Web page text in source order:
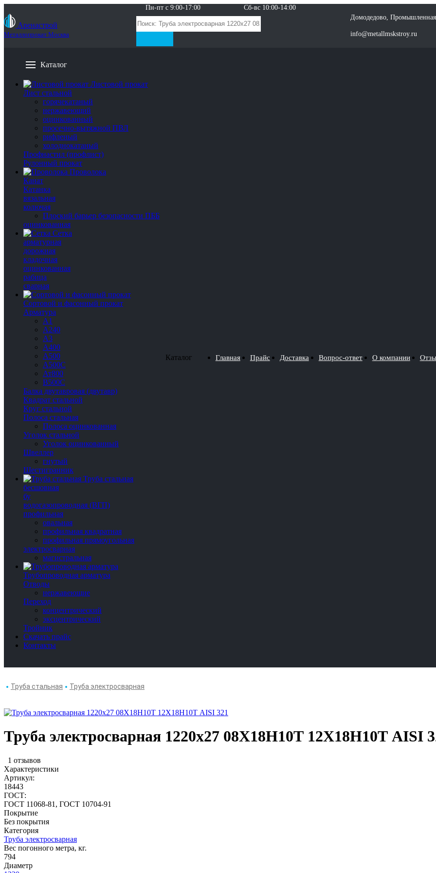
Аренастрой
Металлопрокат Москва
Пн-пт с 9:00-17:00
Сб-вс 10:00-14:00
Домодедово,
info@metallmskstroy.ru
Каталог
Листовой прокат
Лист стальной
горячекатаный
нержавеющий
оцинкованный
просечно-вытяжной ПВЛ
рифленый
холоднокатаный
Профнастил (профлист)
Рулонный прокат
Проволока
Канат
Катанка
вязальная
колючая
Плоский барьер безопасности ПББ
оцинкованная
Сетка
арматурная
дорожная
кладочная
оцинкованная
рабица
сварная
Сортовой и фасонный прокат
Арматура
А1
А240
А3
А400
А500
А500С
Ат800
В500С
Балка двутавровая (двутавр)
Квадрат стальной
Круг стальной
Полоса стальная
Полоса оцинкованная
Уголок стальной
Уголок оцинкованный
Швеллер
гнутый
Шестигранник
Труба стальная
бесшовная
бу
водогазопроводная (ВГП)
профильная
овальная
профильная квадратная
профильная прямоугольная
электросварная
магистральная
Трубопроводная арматура
Отводы
нержавеющие
Переход
концентрический
эксцентрический
Тройник
Скачать прайс
Контакты
Каталог Главная Прайс Доставка Вопрос-ответ О компании
Труба стальная Труба электросварная
Труба электросварная 1220х27 08Х18Н10Т 12Х18Н10Т AISI
1 отзывов
Характеристики
Артикул:
18443
ГОСТ:
ГОСТ 11068-81, ГОСТ 10704-91
Покрытие
Без покрытия
Категория
Труба электросварная
Вес погонного метра, кг.
794
Диаметр